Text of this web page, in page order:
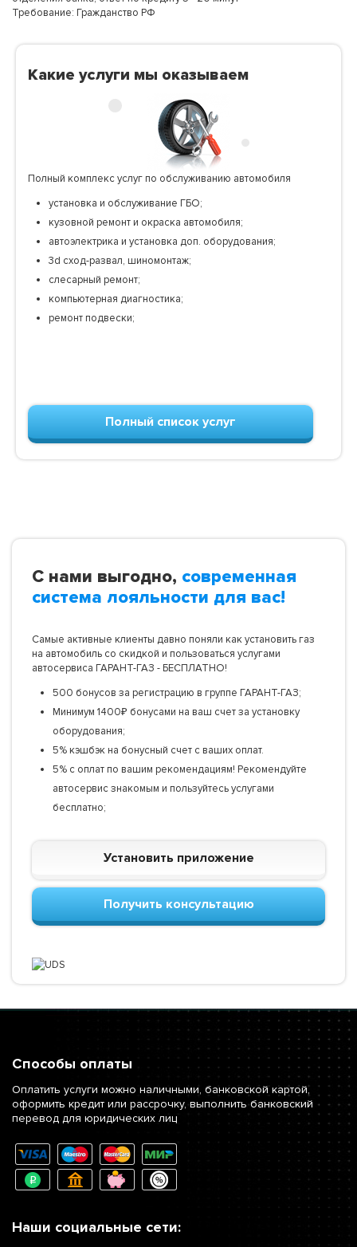
Требование: Гражданство РФ
Какие услуги мы оказываем
Полный комплекс услуг по обслуживанию автомобиля
установка и обслуживание ГБО;
кузовной ремонт и окраска автомобиля;
автоэлектрика и установка доп. оборудования;
3d сход-развал, шиномонтаж;
слесарный ремонт;
компьютерная диагностика;
ремонт подвески;
Полный список услуг
С нами выгодно, современная
система лояльности для вас!
Самые активные клиенты давно поняли как установить газ
на автомобиль со скидкой и пользоваться услугами
автосервиса ГАРАНТ-ГАЗ - БЕСПЛАТНО!
500 бонусов за регистрацию в группе ГАРАНТ-ГАЗ;
Минимум 1400₽ бонусами на ваш счет за установку
оборудования;
5% кэшбэк на бонусный счет с ваших оплат.
5% с оплат по вашим рекомендациям! Рекомендуйте
автосервис знакомым и пользуйтесь услугами
бесплатно;
Установить приложение
Получить консультацию
Способы оплаты
Оплатить услуги можно наличными, банковской картой,
оформить кредит или рассрочку, выполнить банковский
перевод для юридических лиц
Наши социальные сети: